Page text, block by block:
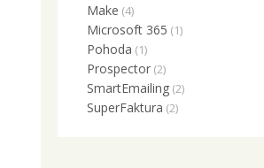
Make (4)
Microsoft 365 (1)
Pohoda (1)
Prospector (2)
SmartEmailing (2)
SuperFaktura (2)